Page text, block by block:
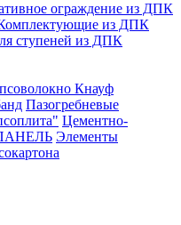
ограждение из ДПК
из ДПК
ступеней из ДПК
Кнауф
Пазогребневые
Цементно-
Элементы